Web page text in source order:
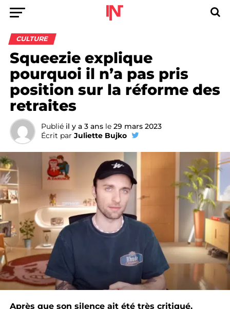
CULTURE
Squeezie explique
pourquoi il n’a pas pris
position sur la réforme des
retraites
Publié il y a 3 ans le 29 mars 2023
Écrit par Juliette Bujko
Après que son silence ait été très critiqué,